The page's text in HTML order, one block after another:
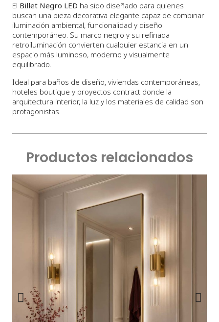
El Billet Negro LED ha sido diseñado para quienes
buscan una pieza decorativa elegante capaz de combinar
iluminación ambiental, funcionalidad y diseño
contemporáneo. Su marco negro y su refinada
retroiluminación convierten cualquier estancia en un
espacio más luminoso, moderno y visualmente
equilibrado.
Ideal para baños de diseño, viviendas contemporáneas,
hoteles boutique y proyectos contract donde la
arquitectura interior, la luz y los materiales de calidad son
protagonistas.
Productos relacionados